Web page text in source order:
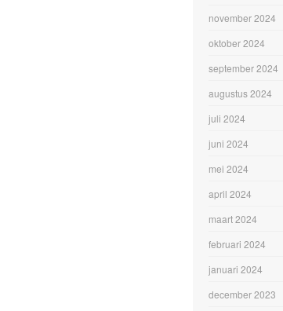
november 2024
oktober 2024
september 2024
augustus 2024
juli 2024
juni 2024
mei 2024
april 2024
maart 2024
februari 2024
januari 2024
december 2023